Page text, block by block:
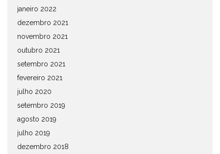
janeiro 2022
dezembro 2021
novembro 2021
outubro 2021
setembro 2021
fevereiro 2021
julho 2020
setembro 2019
agosto 2019
julho 2019
dezembro 2018